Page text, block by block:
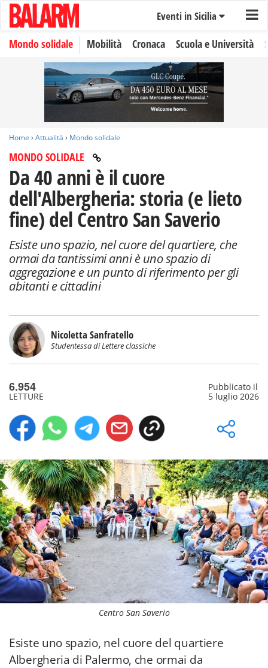
Eventi in Sicilia
Mondo solidale Mobilità Cronaca Scuola e Università
Home › Attualità › Mondo solidale
MONDO SOLIDALE
Da 40 anni è il cuore
dell'Albergheria: storia (e lieto
fine) del Centro San Saverio
Esiste uno spazio, nel cuore del quartiere, che
ormai da tantissimi anni è uno spazio di
aggregazione e un punto di riferimento per gli
abitanti e cittadini
Nicoletta Sanfratello
Studentessa di Lettere classiche
6.954
LETTURE
Pubblicato il
5 luglio 2026
Centro San Saverio
Esiste uno spazio, nel cuore del quartiere
Albergheria di Palermo, che ormai da